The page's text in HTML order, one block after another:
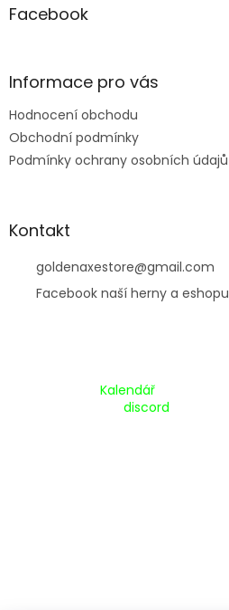
aFacebook
Informace pro vás
Hodnocení obchodu
Obchodní podmínky
Podmínky ochrany osobních údajů
Kontakt
goldenaxestore@gmail.com
Facebook naší herny a eshopu
Kalendář
discord